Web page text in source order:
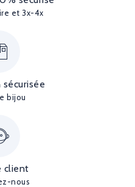
et 3x-4x
bijou
client
nous